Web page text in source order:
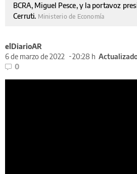
BCRA, Miguel Pesce, y la portavoz
Cerruti. Ministerio de Economía
elDiarioAR
6 de marzo de 2022
20:28 h
0